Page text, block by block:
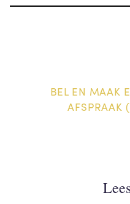
BEL EN MAAK
AFSPRAAK